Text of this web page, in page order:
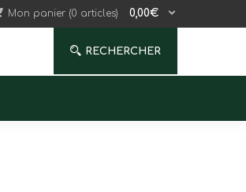
Mon panier (0 articles) 0,00€
RECHERCHER